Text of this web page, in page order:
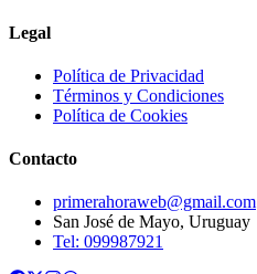
Legal
Política de Privacidad
Términos y Condiciones
Política de Cookies
Contacto
primerahoraweb@gmail.com
San José de Mayo, Uruguay
Tel: 099987921